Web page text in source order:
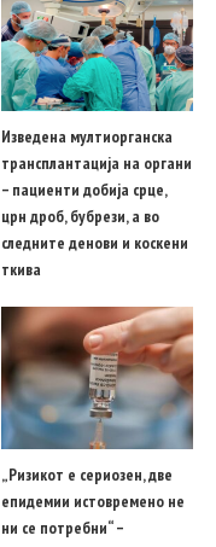
Изведена мултиорганска
трансплантација на органи
– пациенти добија срце,
црн дроб, бубрези, а во
следните денови и коскени
ткива
„Ризикот е сериозен, две
епидемии истовремено не
ни се потребни“ –